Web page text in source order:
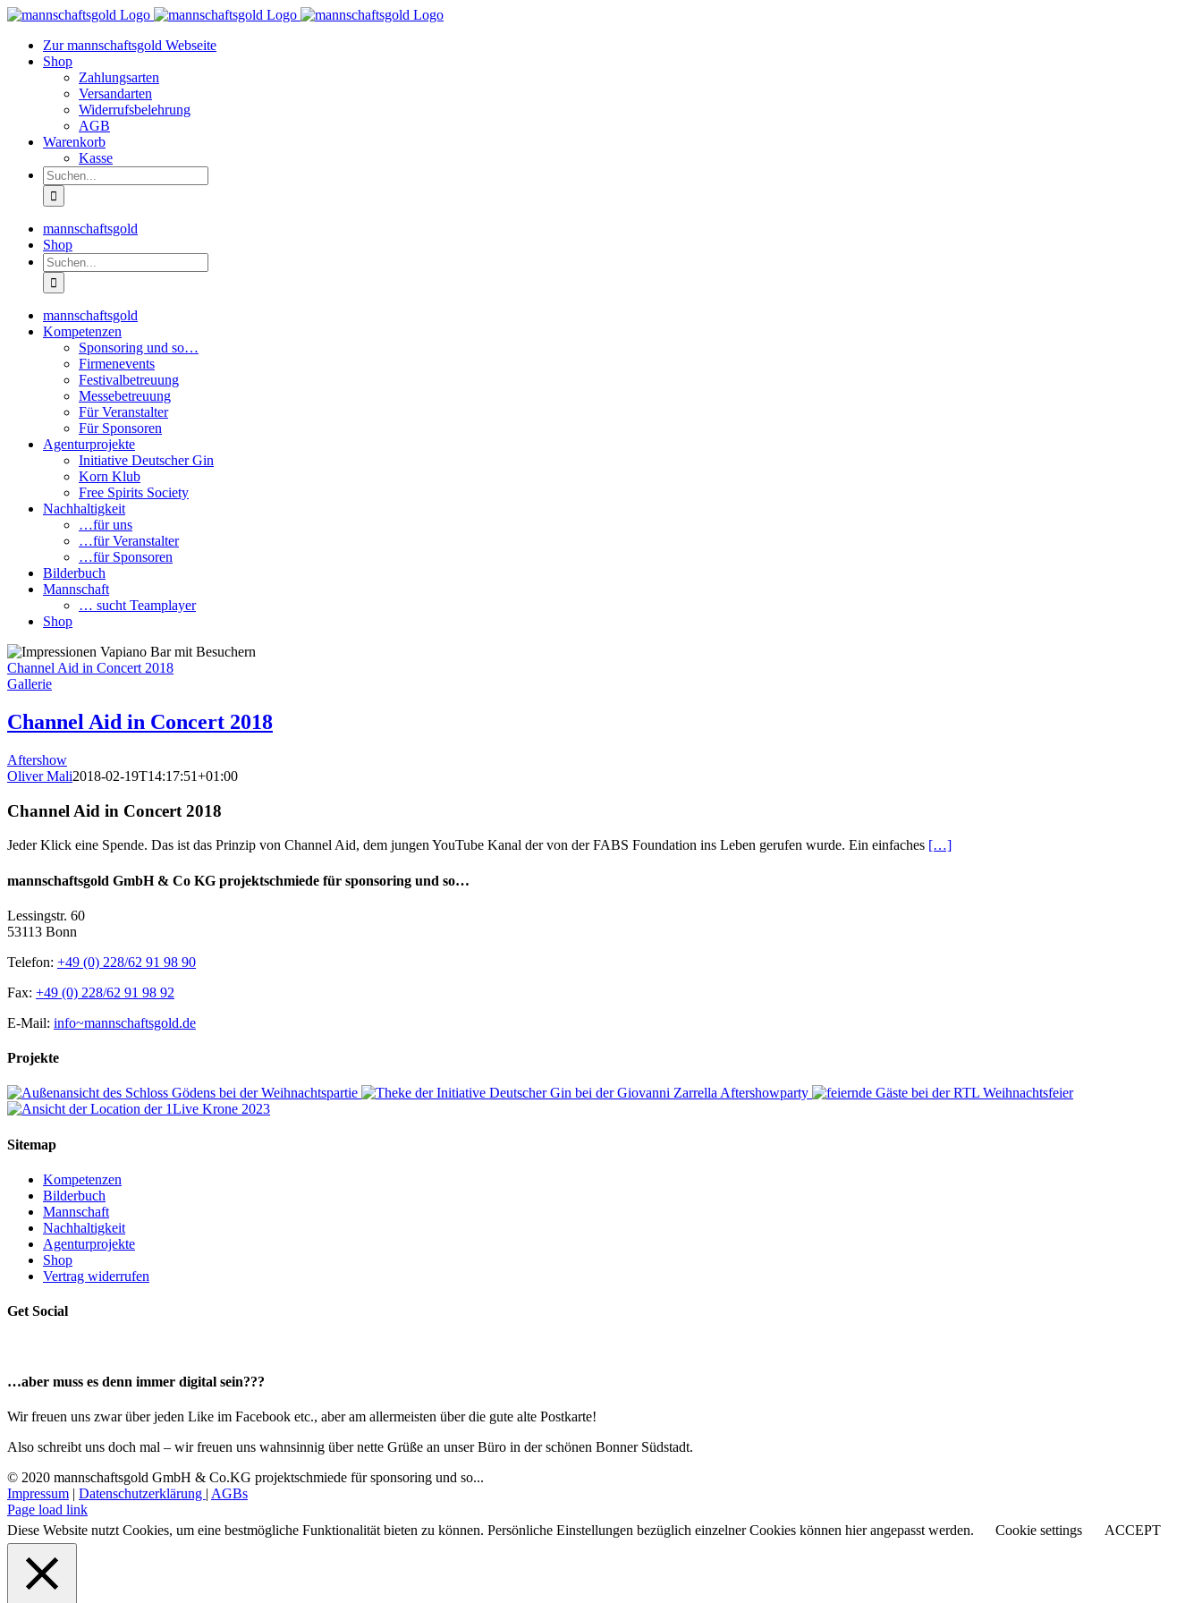
Zum
springenZur mannschaftsgold Webseite
Shop
Zahlungsarten
Versandarten
Widerrufsbelehrung
AGB
Warenkorb
Kasse
Suche
nach:
mannschaftsgold
Shop
Suche
nach:
mannschaftsgold
Kompetenzen
Sponsoring und so…
Firmenevents
Festivalbetreuung
Messebetreuung
Für Veranstalter
Für Sponsoren
Agenturprojekte
Initiative Deutscher Gin
Korn Klub
Free Spirits Society
Nachhaltigkeit
…für uns
…für Veranstalter
…für Sponsoren
Bilderbuch
Mannschaft
… sucht Teamplayer
Shop
Channel Aid in Concert 2018
Gallerie
Channel Aid in Concert 2018
Aftershow
Oliver Mali2018-02-19T14:17:51+01:00
Channel Aid in Concert 2018
Jeder Klick eine Spende. Das ist das Prinzip von Channel Aid, dem jungen YouTube Kanal der von der FABS Foundation ins Leben gerufen wurde. Ein einfaches […]
mannschaftsgold GmbH & Co KG projektschmiede für sponsoring und so…
Lessingstr. 60
53113 Bonn
Telefon: +49 (0) 228/62 91 98 90
Fax: +49 (0) 228/62 91 98 92
E-Mail: info~mannschaftsgold.de
Projekte
Sitemap
Kompetenzen
Bilderbuch
Mannschaft
Nachhaltigkeit
Agenturprojekte
Shop
Vertrag widerrufen
Get Social
…aber muss es denn immer digital sein???
Wir freuen uns zwar über jeden Like im Facebook etc., aber am allermeisten über die gute alte Postkarte!
Also schreibt uns doch mal – wir freuen uns wahnsinnig über nette Grüße an unser Büro in der schönen Bonner Südstadt.
© 2020 mannschaftsgold GmbH & Co.KG projektschmiede für sponsoring und so...
Impressum | Datenschutzerklärung | AGBs
Facebook
Instagram
LinkedIn
E-
Mail
Page load link
Diese Website nutzt Cookies, um eine bestmögliche Funktionalität bieten zu können. Persönliche Einstellungen bezüglich einzelner Cookies können hier angepasst werden.
Cookie settings ACCEPT